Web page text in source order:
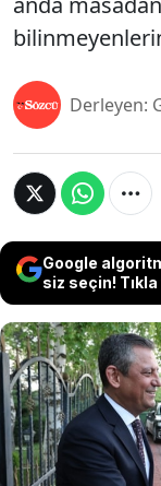
Derleyen:
Google
siz seçin!
Mahkeme
getirilen
lideri Özgür
yaşanan
CHP Genel